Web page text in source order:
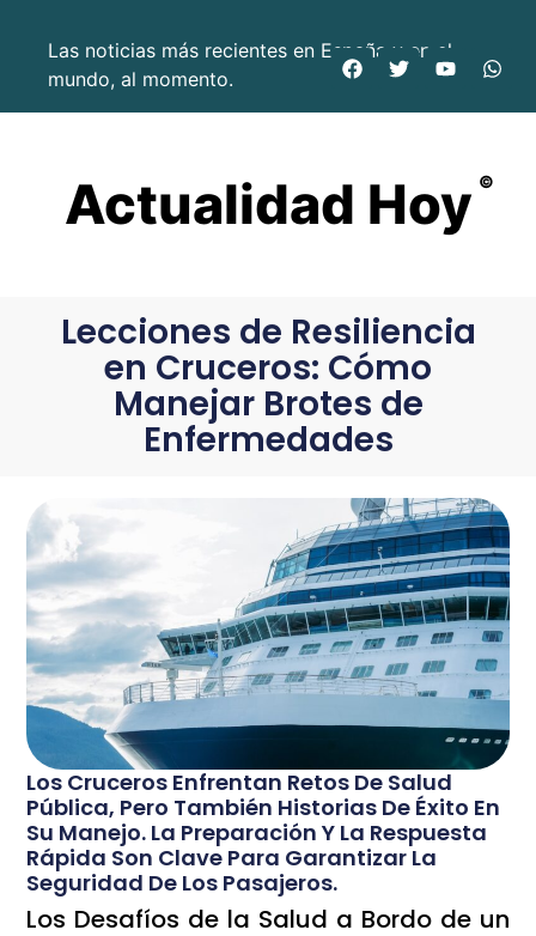
Las noticias más recientes en España y en el
mundo, al momento.
Actualidad Hoy ©
Lecciones de Resiliencia
en Cruceros: Cómo
Manejar Brotes de
Enfermedades
Los Cruceros Enfrentan Retos De Salud
Pública, Pero También Historias De Éxito En
Su Manejo. La Preparación Y La Respuesta
Rápida Son Clave Para Garantizar La
Seguridad De Los Pasajeros.
Los Desafíos de la Salud a Bordo de un